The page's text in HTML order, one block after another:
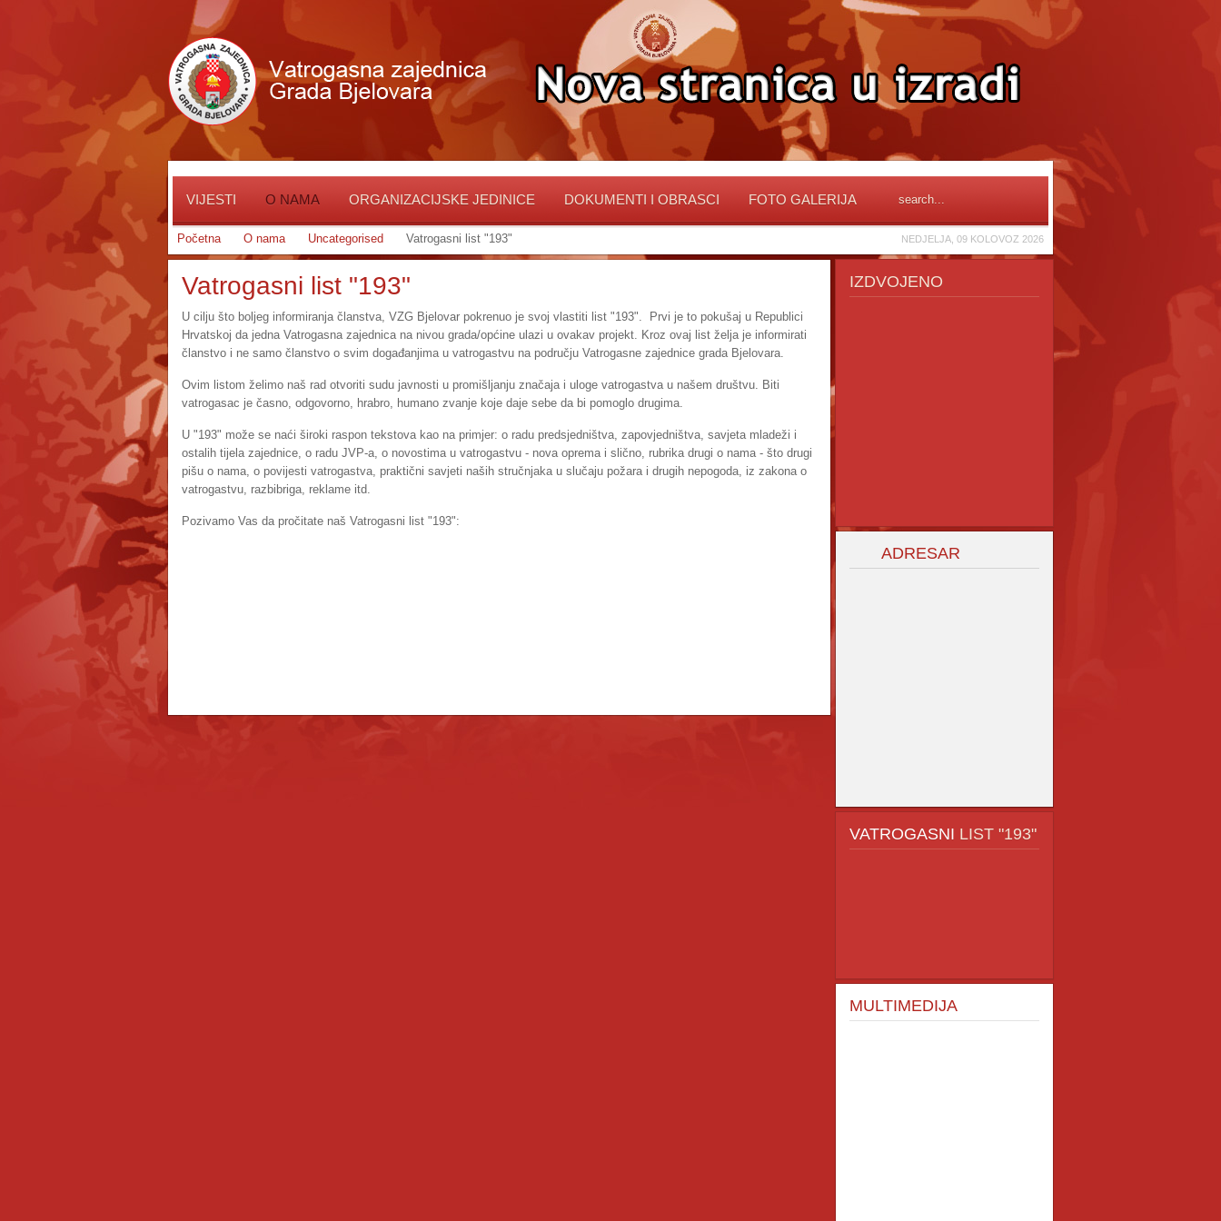
VIJESTI O NAMA ORGANIZACIJSKE JEDINICE DOKUMENTI I OBRASCI FOTO GALERIJA
NEDJELJA, 09 KOLOVOZ 2026
Početna O nama Uncategorised Vatrogasni list "193"
Vatrogasni list "193"
U cilju što boljeg informiranja članstva, VZG Bjelovar pokrenuo je svoj vlastiti list "193". Prvi je to pokušaj u Republici
Hrvatskoj da jedna Vatrogasna zajednica na nivou grada/općine ulazi u ovakav projekt. Kroz ovaj list želja je informirati
članstvo i ne samo članstvo o svim događanjima u vatrogastvu na području Vatrogasne zajednice grada Bjelovara.
Ovim listom želimo naš rad otvoriti sudu javnosti u promišljanju značaja i uloge vatrogastva u našem društvu. Biti
vatrogasac je časno, odgovorno, hrabro, humano zvanje koje daje sebe da bi pomoglo drugima.
U "193" može se naći široki raspon tekstova kao na primjer: o radu predsjedništva, zapovjedništva, savjeta mladeži i
ostalih tijela zajednice, o radu JVP-a, o novostima u vatrogastvu - nova oprema i slično, rubrika drugi o nama - što drugi
pišu o nama, o povijesti vatrogastva, praktični savjeti naših stručnjaka u slučaju požara i drugih nepogoda, iz zakona o
vatrogastvu, razbibriga, reklame itd.
Pozivamo Vas da pročitate naš Vatrogasni list "193":
IZDVOJENO
ADRESAR
VATROGASNI LIST "193"
MULTIMEDIJA